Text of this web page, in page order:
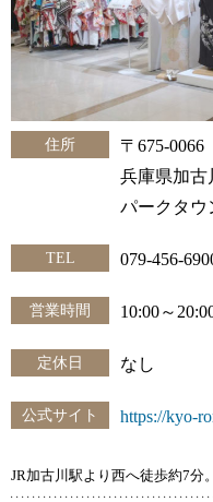
住所
〒675-0066
兵庫県加
パークタウ
TEL 079-456-
営業時間 10:00～
定休日 なし
公式サイト https://kyo-
JR加古川駅より西へ徒歩約7分